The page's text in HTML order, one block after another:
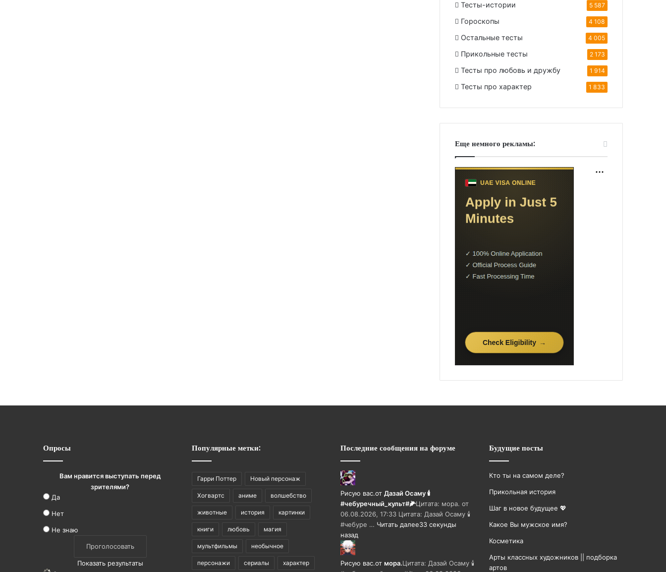
Тесты-истории 5 587
Гороскопы 4 108
Остальные тесты 4 005
Прикольные тесты 2 173
Тесты про любовь и дружбу 1 914
Тесты про характер 1 833
Еще немного рекламы:
Опросы
Вам нравится выступать перед
зрителями?
Да
Нет
Не знаю
Показать результаты
Популярные метки:
Гарри Поттер Новый персонаж
Хогвартс аниме волшебство
животные история картинки
книги любовь магия
мультфильмы необычное
персонажи сериалы характер
Последние сообщения на форуме
Рисую вас.от Дазай Осаму 🕯
#чебуречный_культ#🌽Цитата: мора. от
06.08.2026, 17:33 Цитата: Дазай Осаму 🕯
#чебуре … Читать далее33 секунды
назад
Рисую вас.от мора.Цитата: Дазай Осаму 🕯
Будущие посты
Кто ты на самом деле?
Прикольная история
Шаг в новое будущее 💖
Какое Вы мужское имя?
Косметика
Арты классных художников || подборка
артов